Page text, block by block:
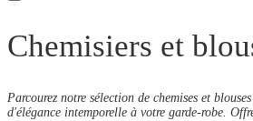
Chemisiers et
Parcourez notre sélection de chemises et
d'élégance intemporelle à votre garde-robe.